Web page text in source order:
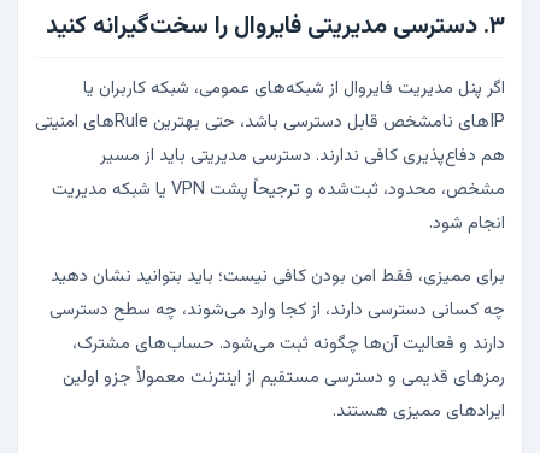
۳. دسترسی مدیریتی فایروال را سخت‌گیرانه کنید
اگر پنل مدیریت فایروال از شبکه‌های عمومی، شبکه کاربران یا
IPهای نامشخص قابل دسترسی باشد، حتی بهترین Ruleهای امنیتی
هم دفاع‌پذیری کافی ندارند. دسترسی مدیریتی باید از مسیر
مشخص، محدود، ثبت‌شده و ترجیحاً پشت VPN یا شبکه مدیریت
انجام شود.
برای ممیزی، فقط امن بودن کافی نیست؛ باید بتوانید نشان دهید
چه کسانی دسترسی دارند، از کجا وارد می‌شوند، چه سطح دسترسی
دارند و فعالیت آن‌ها چگونه ثبت می‌شود. حساب‌های مشترک،
رمزهای قدیمی و دسترسی مستقیم از اینترنت معمولاً جزو اولین
ایرادهای ممیزی هستند.